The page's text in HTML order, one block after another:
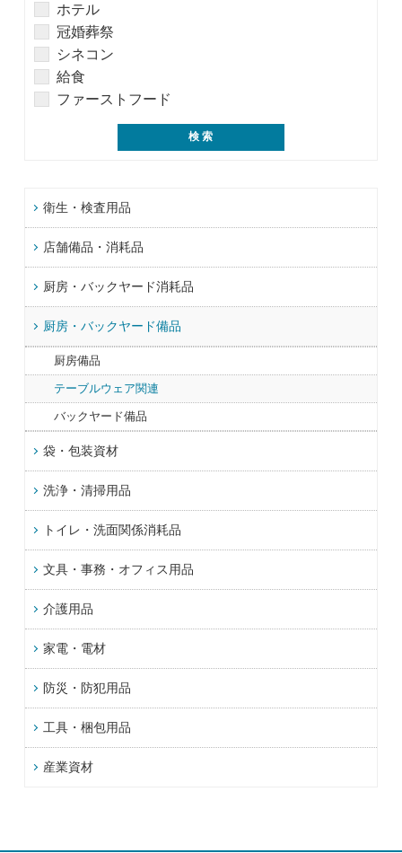
ホテル
冠婚葬祭
シネコン
給食
ファーストフード
衛生・検査用品
店舗備品・消耗品
厨房・バックヤード消耗品
厨房・バックヤード備品
厨房備品
テーブルウェア関連
バックヤード備品
袋・包装資材
洗浄・清掃用品
トイレ・洗面関係消耗品
文具・事務・オフィス用品
介護用品
家電・電材
防災・防犯用品
工具・梱包用品
産業資材